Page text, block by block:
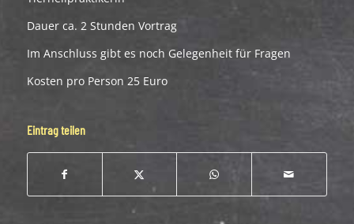
Dauer ca. 2 Stunden Vortrag
Im Anschluss gibt es noch Gelegenheit für Fragen
Kosten pro Person 25 Euro
Eintrag teilen